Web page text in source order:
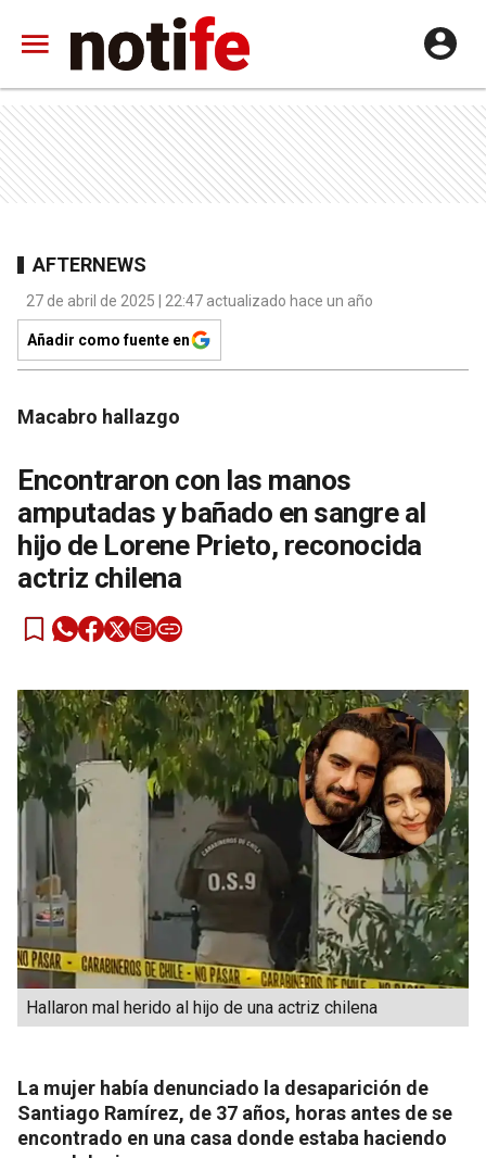
AFTERNEWS
27 de abril de 2025 | 22:47 actualizado hace un año
Añadir como fuente en
Macabro hallazgo
Encontraron con las manos
amputadas y bañado en sangre al
hijo de Lorene Prieto, reconocida
actriz chilena
Hallaron mal herido al hijo de una actriz chilena
La mujer había denunciado la desaparición de
Santiago Ramírez, de 37 años, horas antes de se
encontrado en una casa donde estaba haciendo